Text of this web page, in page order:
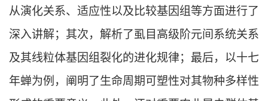
从演化关系、适应性以及比较基因组等方面进行了
深入讲解；其次，解析了虱目高级阶元间系统关系
及其线粒体基因组裂化的进化规律；最后，以十七
年蝉为例，阐明了生命周期可塑性对其物种多样性